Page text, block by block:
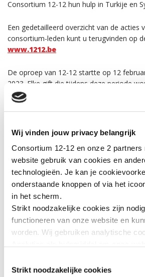
Wij vinden jouw privacy belangrijk
Consortium 12-12 en onze 2 partners
website gebruik van cookies en
technologieën. Je kan je
onderstaande knoppen of via het
in het scherm.
Strikt noodzakelijke cookies zijn
functioneren van onze website en
worden. Wij gebruiken analytische
zorgen ervoor dat je de embedded
Strikt noodzakelijke cookies
Consortium 12-12 hun hulp in Turkije en
Een gedetailleerd overzicht van de acties
consortium-leden kunt u terugvinden op
www.1212.be
De oproep van 12-12 startte op 12
2023. Elke gift die tijdens deze periode
minimumbedrag van 40 euro, geeft u
volgend jaar, in 2024.
Giften blijven welkom via het 12-12
bankrekeningnummer BE 19 0000
viawww.1212.be
De oproep “Aardbeving Syrïe-
rekenen op de steun van
regies: VRT, DPG, SBS, RTL, RTBF,
Group, Groupe Rossel, Sud Media,
Musiq3, VivaCité, Viva+, Tipik,
Radio Contact, Nostalgie, NRJ,
OVER HET CONSORTIUM 12-12